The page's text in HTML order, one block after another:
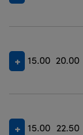
15.00 20.00
15.00 22.50